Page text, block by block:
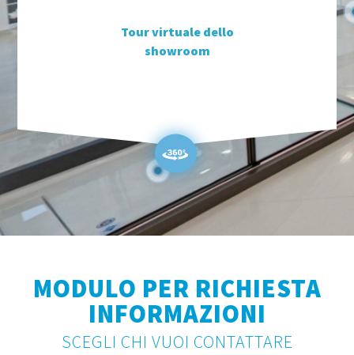
Tour virtuale dello
showroom
MODULO PER RICHIESTA
INFORMAZIONI
SCEGLI CHI VUOI CONTATTARE